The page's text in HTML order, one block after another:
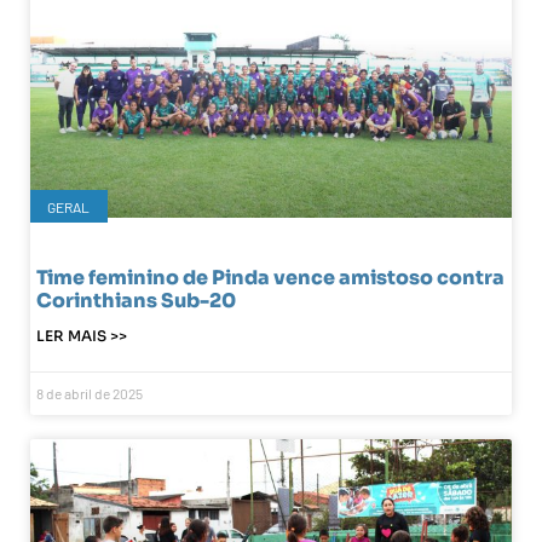
GERAL
Time feminino de Pinda vence amistoso contra
Corinthians Sub-20
LER MAIS >>
8 de abril de 2025